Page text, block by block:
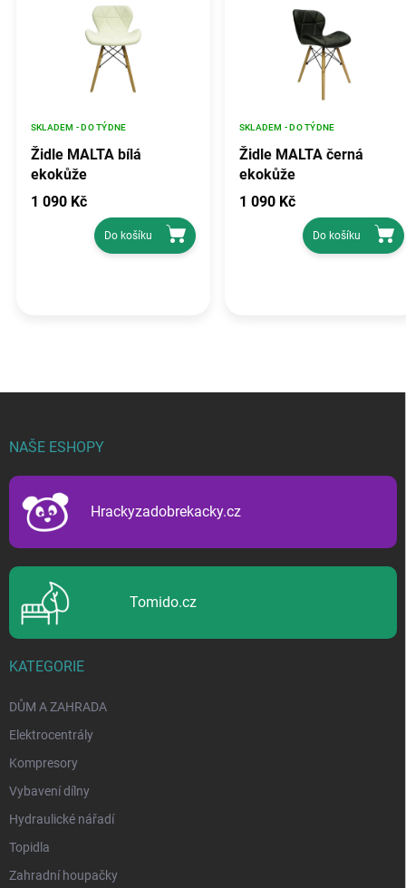
Židle MALTA bílá
ekokůže
SKLADEM - DO TÝDNE
1 090 Kč
Do košíku
Židle MALTA černá
ekokůže
SKLADEM - DO TÝDNE
1 090 Kč
Do košíku
NAŠE ESHOPY
Hrackyzadobrekacky.cz
Tomido.cz
KATEGORIE
DŮM A ZAHRADA
Elektrocentrály
Kompresory
Vybavení dílny
Hydraulické nářadí
Topidla
Zahradní houpačky